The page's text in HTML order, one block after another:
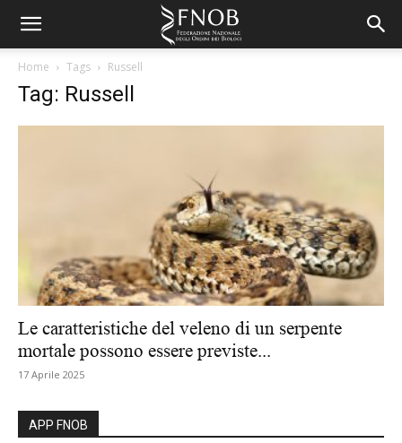
Home Tags Russell
Tag: Russell
Le caratteristiche del veleno di un serpente
mortale possono essere previste...
17 Aprile 2025
APP FNOB